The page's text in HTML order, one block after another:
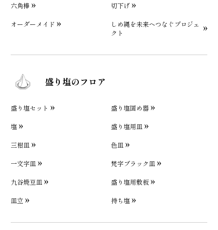
六角棒
切下げ
オーダーメイド
しめ縄を未来へつなぐプロジェ
クト
盛り塩のフロア
盛り塩セット
盛り塩固め器
塩
盛り塩用皿
三柑皿
色皿
一文字皿
梵字ブラック皿
九谷焼豆皿
盛り塩用敷板
皿立
持ち塩